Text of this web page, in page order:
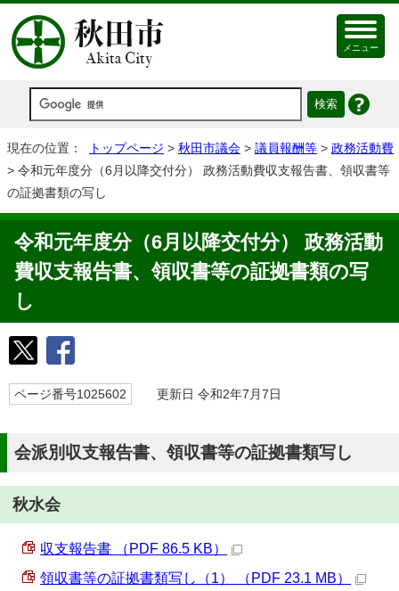
メニュー
現在の位置： トップページ > 秋田市議会 > 議員報酬等 > 政務活動費
> 令和元年度分（6月以降交付分） 政務活動費収支報告書、領収書等
の証拠書類の写し
令和元年度分（6月以降交付分） 政務活動
費収支報告書、領収書等の証拠書類の写
し
ページ番号1025602 更新日 令和2年7月7日
会派別収支報告書、領収書等の証拠書類写し
秋水会
収支報告書 （PDF 86.5 KB）
領収書等の証拠書類写し（1） （PDF 23.1 MB）